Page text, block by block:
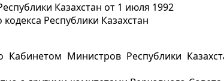
Казахстан от 1 июля 1992
Республики Казахстан
Министров Республики